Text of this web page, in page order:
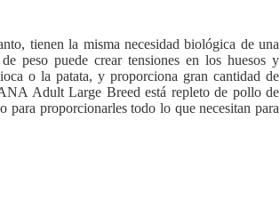
tienen la misma necesidad biológica de una
peso puede crear tensiones en los huesos y
o la patata, y proporciona gran cantidad de
Adult Large Breed está repleto de pollo de
proporcionarles todo lo que necesitan para